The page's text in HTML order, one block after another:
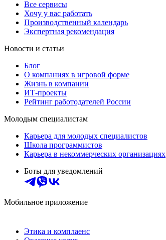
Все сервисы
Хочу у вас работать
Производственный календарь
Экспертная рекомендация
Новости и статьи
Блог
О компаниях в игровой форме
Жизнь в компании
ИТ-проекты
Рейтинг работодателей России
Молодым специалистам
Карьера для молодых специалистов
Школа программистов
Карьера в некоммерческих организациях
Боты для уведомлений
Мобильное приложение
Этика и комплаенс